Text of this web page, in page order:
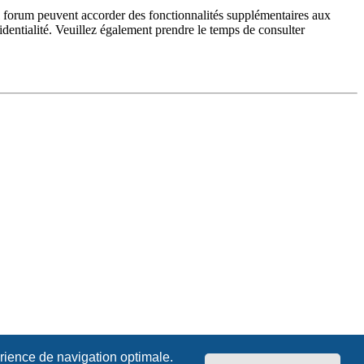
de navigation optimale.
peuvent accorder des fonctionnalités supplémentaires aux
Veuillez également prendre le temps de consulter